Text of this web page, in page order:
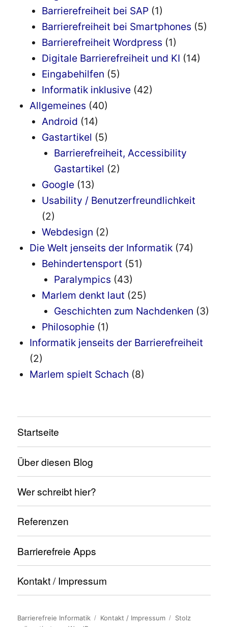
Barrierefreiheit bei SAP (1)
Barrierefreiheit bei Smartphones (5)
Barrierefreiheit Wordpress (1)
Digitale Barrierefreiheit und KI (14)
Eingabehilfen (5)
Informatik inklusive (42)
Allgemeines (40)
Android (14)
Gastartikel (5)
Barrierefreiheit, Accessibility
Gastartikel (2)
Google (13)
Usability / Benutzerfreundlichkeit
(2)
Webdesign (2)
Die Welt jenseits der Informatik (74)
Behindertensport (51)
Paralympics (43)
Marlem denkt laut (25)
Geschichten zum Nachdenken (3)
Philosophie (1)
Informatik jenseits der Barrierefreiheit
(2)
Marlem spielt Schach (8)
Startseite
Über diesen Blog
Wer schreibt hier?
Referenzen
Barrierefreie Apps
Kontakt / Impressum
Barrierefreie Informatik Kontakt / Impressum
Stolz